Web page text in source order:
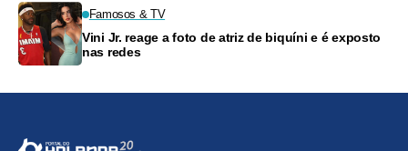
Famosos & TV
Vini Jr. reage a foto de atriz de biquíni e é exposto
nas redes